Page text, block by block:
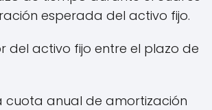
esperada del activo fijo.
del activo fijo entre el plazo de
cuota anual de amortización